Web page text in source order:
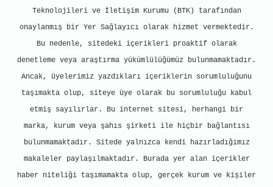
Teknolojileri ve İletişim Kurumu (BTK) tarafından
onaylanmış bir Yer Sağlayıcı olarak hizmet vermektedir.
Bu nedenle, sitedeki içerikleri proaktif olarak
denetleme veya araştırma yükümlülüğümüz bulunmamaktadır.
Ancak, üyelerimiz yazdıkları içeriklerin sorumluluğunu
taşımakta olup, siteye üye olarak bu sorumluluğu kabul
etmiş sayılırlar. Bu internet sitesi, herhangi bir
marka, kurum veya şahıs şirketi ile hiçbir bağlantısı
bulunmamaktadır. Sitede yalnızca kendi hazırladığımız
makaleler paylaşılmaktadır. Burada yer alan içerikler
haber niteliği taşımamakta olup, gerçek kurum ve kişiler